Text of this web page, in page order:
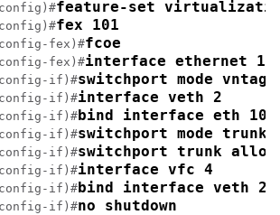
feature-set
fex 101
fex)#fcoe
fex)#interface ethernet
if)#switchport mode vntag
if)#interface veth 2
if)#bind interface eth
if)#switchport mode trunk
if)#switchport trunk
if)#interface vfc 4
if)#bind interface veth 2
if)#no shutdown